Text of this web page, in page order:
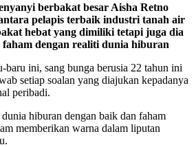
berbakat besar Aisha Retno
pelapis terbaik industri tanah air
hebat yang dimiliki tetapi juga dia
dengan realiti dunia hiburan
baru ini, sang bunga berusia 22 tahun ini
setiap soalan yang diajukan kepadanya
peribadi.
hiburan dengan baik dan faham
memberikan warna dalam liputan